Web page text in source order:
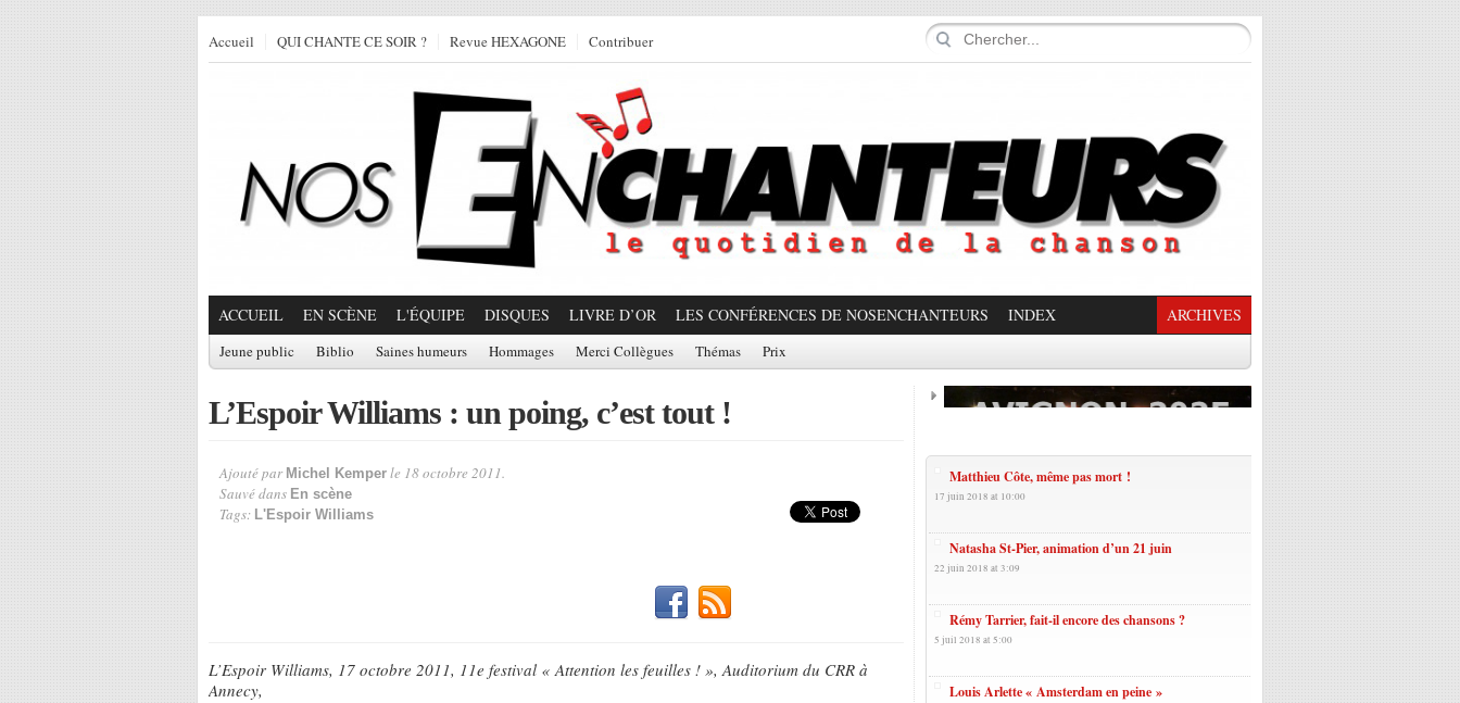
Accueil QUI CHANTE CE SOIR ? Revue HEXAGONE Contribuer
ACCUEIL EN SCÈNE L'ÉQUIPE DISQUES LIVRE D’OR LES CONFÉRENCES DE NOSENCHANTEURS INDEX ARCHIVES
Jeune public Biblio Saines humeurs Hommages Merci Collègues Thémas Prix
L’Espoir Williams : un poing, c’est tout !
Ajouté par Michel Kemper le 18 octobre 2011.
Sauvé dans En scène
Tags: L'Espoir Williams
L’Espoir Williams, 17 octobre 2011, 11e festival « Attention les feuilles ! », Auditorium du CRR à
Annecy,
Matthieu Côte, même pas mort !
17 juin 2018 at 10:00
Natasha St-Pier, animation d’un 21 juin
22 juin 2018 at 3:09
Rémy Tarrier, fait-il encore des chansons ?
5 juil 2018 at 5:00
Louis Arlette « Amsterdam en peine »